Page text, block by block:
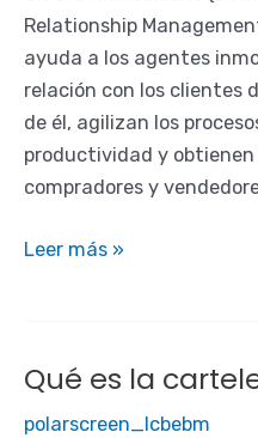
Relationship
ayuda a los agentes
relación con los clientes
de él, agilizan los
productividad y
compradores y
Qué
inmobiliario
Leer más »
Qué es la
polarscreen_lcbebm